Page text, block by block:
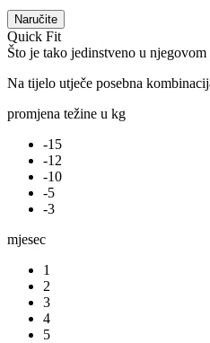
Naručite
Quick Fit
Što je tako jedinstveno u njegovom
Na tijelo utječe posebna
promjena težine u kg
-15
-12
-10
-5
-3
mjesec
1
2
3
4
5